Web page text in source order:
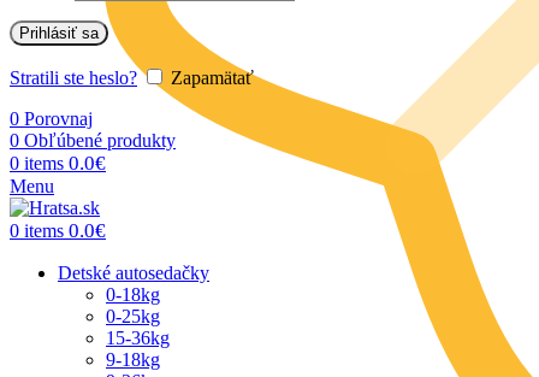
Prihlásiť sa
Stratili ste heslo?
Zapamätať
0 Porovnaj
0 Obľúbené produkty
0 items 0.0€
Menu
0 items 0.0€
Detské autosedačky
0-18kg
0-25kg
15-36kg
9-18kg